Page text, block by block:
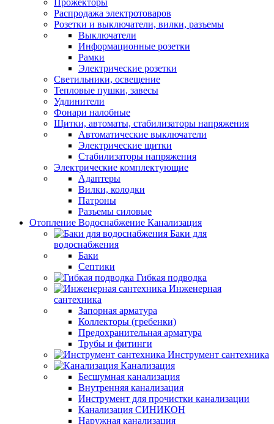
Прожекторы
Распродажа электротоваров
Розетки и выключатели, вилки, разъемы
Выключатели
Информационные розетки
Рамки
Электрические розетки
Светильники, освещение
Тепловые пушки, завесы
Удлинители
Фонари налобные
Щитки, автоматы, стабилизаторы напряжения
Автоматические выключатели
Электрические щитки
Стабилизаторы напряжения
Электрические комплектующие
Адаптеры
Вилки, колодки
Патроны
Разъемы силовые
Отопление Водоснабжение Канализация
Баки для
водоснабжения
Баки
Септики
Гибкая подводка
Инженерная
сантехника
Запорная арматура
Коллекторы (гребенки)
Предохранительная арматура
Трубы и фитинги
Инструмент сантехника
Канализация
Бесшумная канализация
Внутренняя канализация
Инструмент для прочистки канализации
Канализация СИНИКОН
Наружная канализация